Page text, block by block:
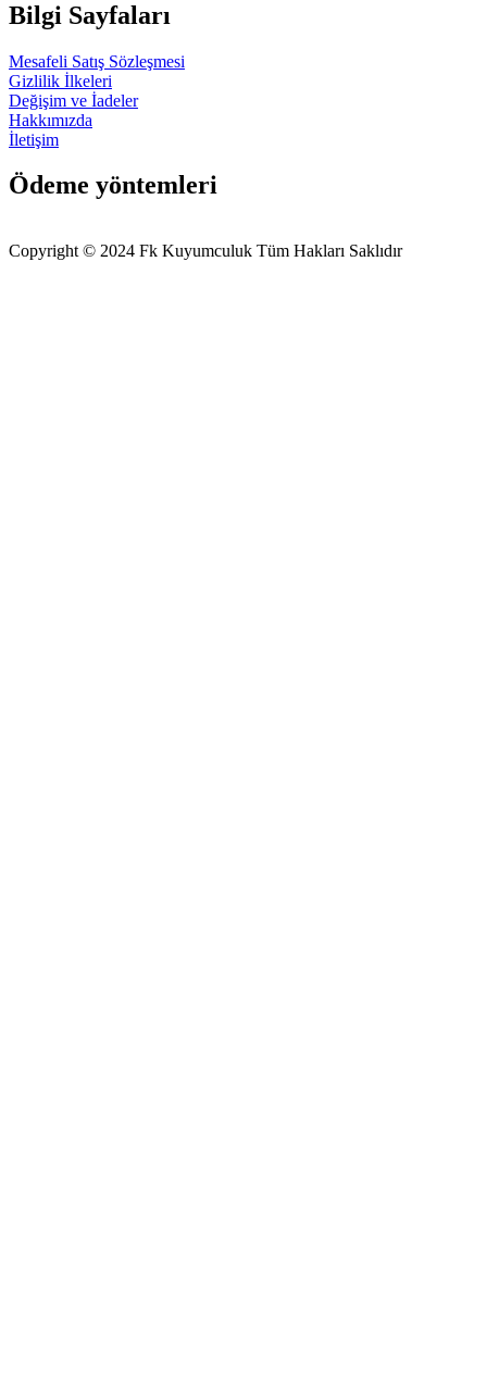
Bilgi Sayfaları
Mesafeli Satış Sözleşmesi
Gizlilik İlkeleri
Değişim ve İadeler
Hakkımızda
İletişim
Ödeme yöntemleri
Copyright © 2024 Fk Kuyumculuk Tüm Hakları Saklıdır